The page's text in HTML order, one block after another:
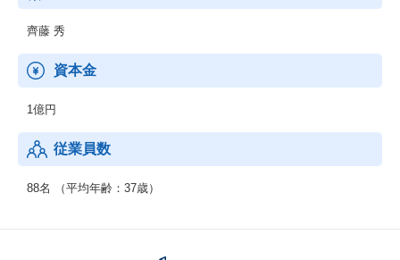
齊藤 秀
資本金
1億円
従業員数
88名 （平均年齢：37歳）